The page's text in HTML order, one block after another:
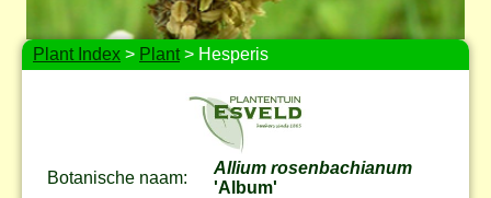
Plant Index > Plant> Hesperis
Botanische naam:
Allium rosenbachianum
'Album'